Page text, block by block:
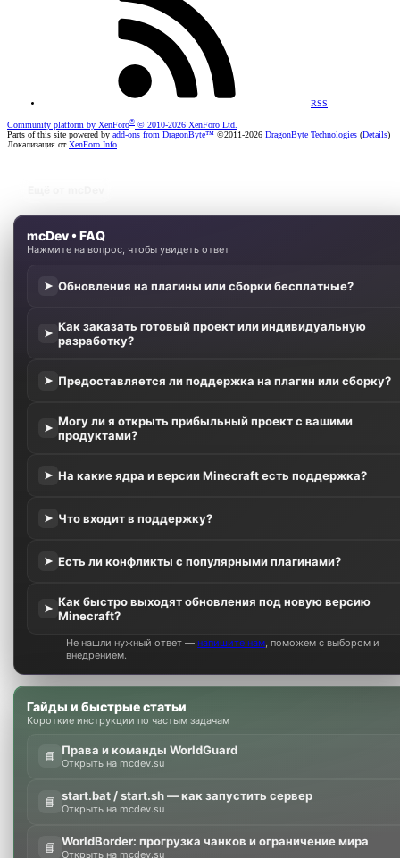
RSS
Community platform by XenForo® © 2010-2026 XenForo Ltd.
Parts of this site powered by add-ons from DragonByte™ ©2011-2026 DragonByte Technologies (Details)
Локализация отXenForo.Info
mcDev • FAQ
Нажмите на вопрос, чтобы увидеть ответ
➤ Обновления на плагины или сборки бесплатные?
➤ Как заказать готовый проект или индивидуальную
разработку?
➤ Предоставляется ли поддержка на плагин или сборку?
➤ Могу ли я открыть прибыльный проект с вашими
продуктами?
➤ На какие ядра и версии Minecraft есть поддержка?
➤ Что входит в поддержку?
➤ Есть ли конфликты с популярными плагинами?
➤ Как быстро выходят обновления под новую версию
Minecraft?
Не нашли нужный ответ —напишите нам, поможем с выбором и
внедрением.
Гайды и быстрые статьи
Короткие инструкции по частым задачам
📘 Права и команды WorldGuard
Открыть на mcdev.su
📘 start.bat / start.sh — как запустить сервер
Открыть на mcdev.su
📘 WorldBorder: прогрузка чанков и ограничение мира
Открыть на mcdev.su